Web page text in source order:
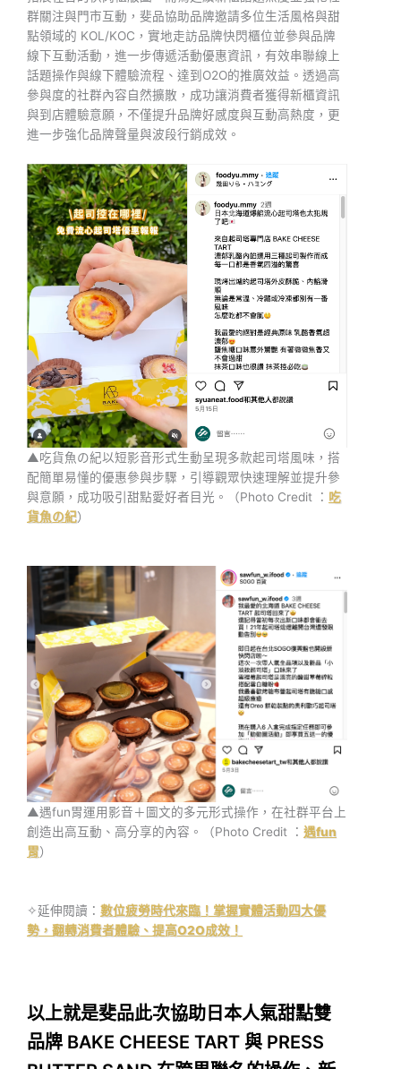
群關注與門市互動，斐品協助品牌邀請多位生活風格與甜
點領域的 KOL/KOC，實地走訪品牌快閃櫃位並參與品牌
線下互動活動，進一步傳遞活動優惠資訊，有效串聯線上
話題操作與線下體驗流程、達到O2O的推廣效益。透過高
參與度的社群內容自然擴散，成功讓消費者獲得新櫃資訊
與到店體驗意願，不僅提升品牌好感度與互動高熱度，更
進一步強化品牌聲量與波段行銷成效。
▲吃貨魚の紀以短影音形式生動呈現多款起司塔風味，搭
配簡單易懂的優惠參與步驟，引導觀眾快速理解並提升參
與意願，成功吸引甜點愛好者目光。（Photo Credit ： 吃
貨魚の紀）
▲遇fun胃運用影音＋圖文的多元形式操作，在社群平台上
創造出高互動、高分享的內容。（Photo Credit ： 遇fun
胃）
✧延伸閱讀： 數位疲勞時代來臨！掌握實體活動四大優
勢，翻轉消費者體驗、提高O2O成效！
以上就是斐品此次協助日本人氣甜點雙
品牌 BAKE CHEESE TART 與 PRESS